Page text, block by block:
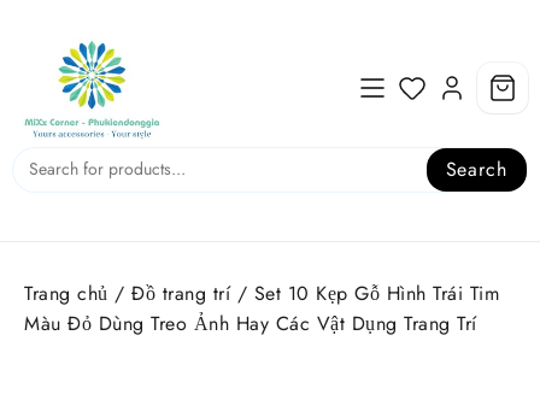
content
Search
Trang chủ / Đồ trang trí/ Set 10 Kẹp Gỗ Hình Trái Tim
Màu Đỏ Dùng Treo Ảnh Hay Các Vật Dụng Trang Trí